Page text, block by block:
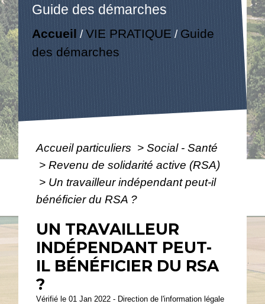
Guide des démarches
Accueil /VIE PRATIQUE / Guide
des démarches
Accueil particuliers > Social - Santé
> Revenu de solidarité active (RSA)
> Un travailleur indépendant peut-il
bénéficier du RSA ?
UN TRAVAILLEUR
INDÉPENDANT PEUT-
IL BÉNÉFICIER DU RSA
?
Vérifié le 01 Jan 2022 - Direction de l'information légale